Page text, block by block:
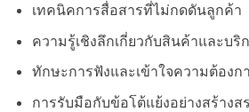
เทคนิคการสื่อสารที่ไม่กดดันลูกค้า
ความรู้เชิงลึกเกี่ยวกับสินค้าและบริ
ทักษะการฟังและเข้าใจความต้องก
การรับมือกับข้อโต้แย้งอย่างสร้างส